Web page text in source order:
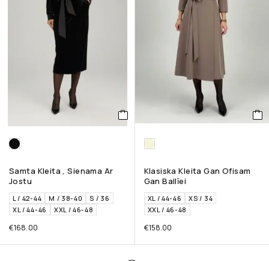
Samta Kleita , Sienama Ar
Jostu
L / 42-44 M / 38-40
S / 36
XL / 44-46
XXL / 46-48
€168.00
Klasiska Kleita Gan Ofisam
Gan Ballīei
XL / 44-46
XS / 34
XXL / 46-48
€158.00